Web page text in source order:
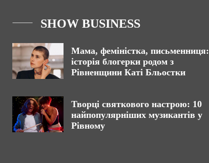
SHOW BUSINESS
Мама, феміністка, письменниця:
історія блогерки родом з
Рівненщини Каті Бльостки
Творці святкового настрою: 10
найпопулярніших музикантів у
Рівному